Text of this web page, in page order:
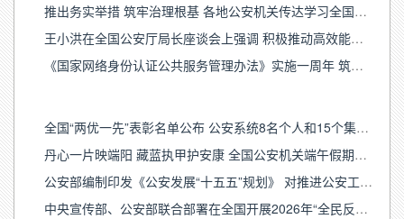
推出务实举措 筑牢治理根基 各地公安机关传达学习全国公安厅局长座谈会精神
王小洪在全国公安厅局长座谈会上强调 积极推动高效能治理 更好促进高水平安全和高质量发展
《国家网络身份认证公共服务管理办法》实施一周年 筑牢数字屏障守护公民个人身份信息安全
全国“两优一先”表彰名单公布 公安系统8名个人和15个集体受到表彰
丹心一片映端阳 藏蓝执甲护安康 全国公安机关端午假期安保工作综述
公安部编制印发《公安发展“十五五”规划》 对推进公安工作现代化作出系统部署
中央宣传部、公安部联合部署在全国开展2026年“全民反诈在行动”集中宣传月活动